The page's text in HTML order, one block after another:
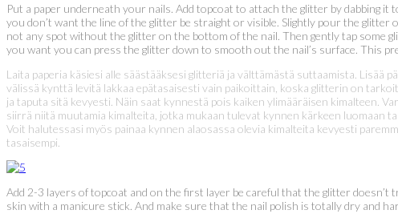
Put a paper underneath your nails. Add topcoat to attach the glitter by dabbing
you don’t want the line of the glitter be straight or visible. Slightly pour the
not any spot without the glitter on the bottom of the nail. Then gently tap some
you want you can press the glitter down to smooth out the nail’s surface. This
Laita paperia käsiesi alle säästääksesi glitteriä ja välttämästä suttaamista. Lisää
välissä kynttä levitä lakkaa epätasaisesti vain paikoittain, koska glitterin on
ja taputa sitä kevyesti. Näin saat kynnestä pois kaiken ylimääräisen kimalteen.
siirrä niitä muutamia kimalteita, jotka mukaan tulevat kynnen kärkeen luomaan
Voit halutessasi myös painaa kynnen alaosassa olevia kimalteita kevyesti
tasaisempi.
Add 2-3 layers of topcoat and on the first layer be careful that the glitter
skin with a manicure stick. And make sure that the nail polish is totally dry and